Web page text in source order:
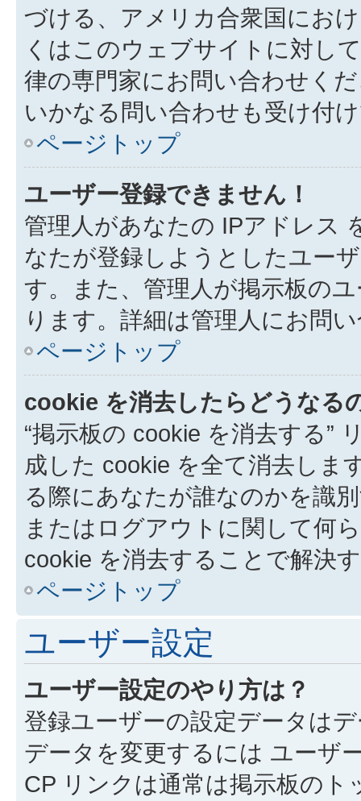
づける、アメリカ合衆国にお
くはこのウェブサイトに対し
律の専門家にお問い合わせく
いかなる問い合わせも受け付
ページトップ
ユーザー登録できません！
管理人があなたの IPアドレス
なたが登録しようとしたユー
す。また、管理人が掲示板の
ります。詳細は管理人にお問
ページトップ
cookie を消去したらどうなる
“掲示板の cookie を消去する”
成した cookie を全て消去しま
る際にあなたが誰なのかを識
またはログアウトに関して何
cookie を消去することで解決
ページトップ
ユーザー設定
ユーザー設定のやり方は？
登録ユーザーの設定データは
データを変更するには ユーザ
CP リンクは通常は掲示板の